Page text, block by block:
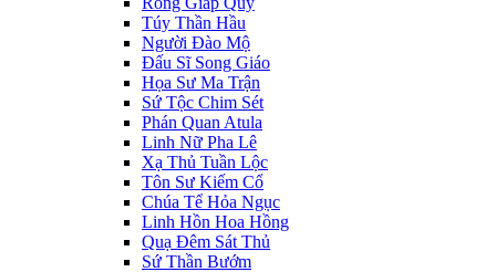
Túy Thần Hầu
Người Đào Mộ
Đấu Sĩ Song Giáo
Họa Sư Ma Trận
Sứ Tộc Chim Sét
Phán Quan Atula
Linh Nữ Pha Lê
Xạ Thủ Tuần Lộc
Tôn Sư Kiếm Cổ
Chúa Tể Hỏa Ngục
Linh Hồn Hoa Hồng
Quạ Đêm Sát Thủ
Sứ Thần Bướm